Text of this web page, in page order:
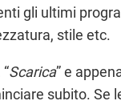
gli ultimi
stile etc.
Scarica” e
subito. Se